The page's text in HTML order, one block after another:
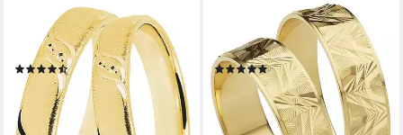
Trauring Schmuck Geschenk
Silber 925 Trauring Ehering
Partnerring LIEBE
(51)
ab 80,02 € UVP 89,90 €
-11%
lieferbar - in 1-2 Werktagen bei dir
Trauring Schmuck Geschenk
Gold 375 Hochzeit Ehering
"LIEBE", Made in Germany
(2)
ab 930,05 € UVP1.035,63 €
-10%
lieferbar - in 6-8 Werktagen bei dir